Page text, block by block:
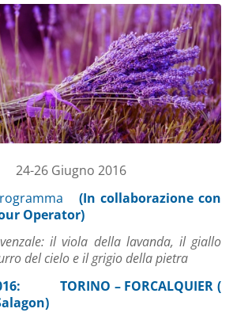
24-26 Giugno 2016
(In collaborazione con
Operator)
il viola della lavanda, il giallo
del cielo e il grigio della pietra
TORINO – FORCALQUIER (